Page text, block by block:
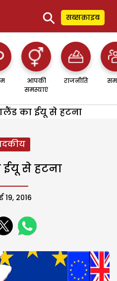
⚲ सब्सक्राइब
आपकी
समस्याएं
राजनीति
का ईयू से हटना
से हटना
19, 2016